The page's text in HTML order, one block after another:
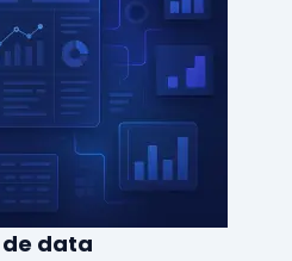
de data